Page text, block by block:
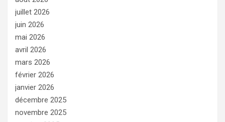
juillet 2026
juin 2026
mai 2026
avril 2026
mars 2026
février 2026
janvier 2026
décembre 2025
novembre 2025